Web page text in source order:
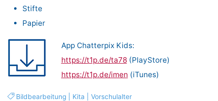
Stifte
Papier
App Chatterpix Kids:
https://t1p.de/ta78(PlayStore)
https://t1p.de/imen (iTunes)
Bildbearbeitung Kita |Vorschulalter